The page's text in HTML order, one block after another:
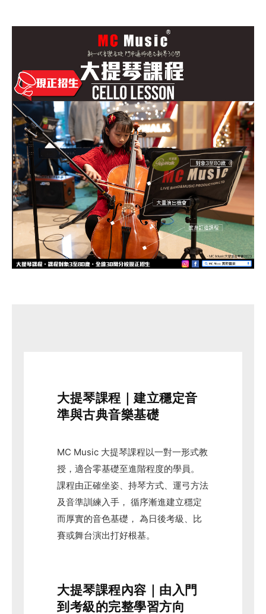
大提琴課程｜建立穩定音
準與古典音樂基礎
MC Music 大提琴課程以一對一形式教
授，適合零基礎至進階程度的學員。
課程由正確坐姿、持琴方式、運弓方法
及音準訓練入手， 循序漸進建立穩定
而厚實的音色基礎， 為日後考級、比
賽或舞台演出打好根基。
大提琴課程內容｜由入門
到考級的完整學習方向